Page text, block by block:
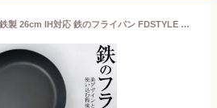
鉄フライパン 日本製 鉄製 26cm IH対応 鉄のフライパン FDSTYLE ガス火 【竹ささらオマケ特典】 おしゃれ おすすめ 人気 窒化 比較的軽い /arlqn-fdstyle